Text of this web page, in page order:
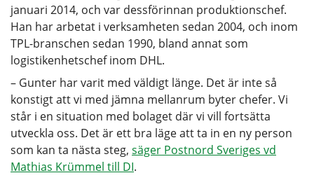
januari 2014, och var dessförinnan produktionschef.
Han har arbetat i verksamheten sedan 2004, och inom
TPL-branschen sedan 1990, bland annat som
logistikenhetschef inom DHL.
– Gunter har varit med väldigt länge. Det är inte så
konstigt att vi med jämna mellanrum byter chefer. Vi
står i en situation med bolaget där vi vill fortsätta
utveckla oss. Det är ett bra läge att ta in en ny person
som kan ta nästa steg, säger Postnord Sveriges vd
Mathias Krümmel till DI.